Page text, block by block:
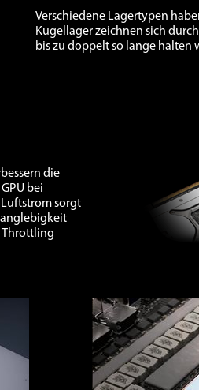
Verschiedene Lagertypen
Kugellager zeichnen sich
bis zu doppelt so lange halten
die
bei
sorgt
Throttling